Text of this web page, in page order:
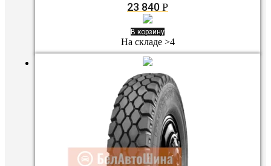
23 840 Р
В корзину
На складе >4